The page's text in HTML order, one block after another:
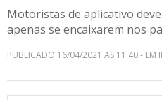
Motoristas de aplicativo
apenas se encaixarem nos
PUBLICADO 16/04/2021 AS 11:40 - EM